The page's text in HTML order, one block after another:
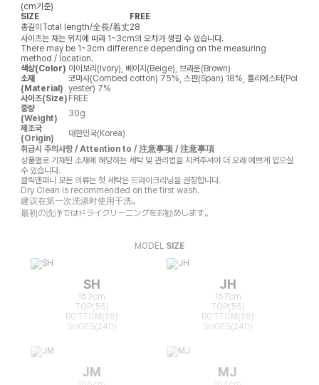
(cm기준)
SIZE
FREE
총길이Total length/全長/着丈28
사이즈는 재는 위치에 따라 1~3cm의 오차가 생길 수 있습니다.
There may be 1~3cm difference depending on the measuring
method / location.
색상(Color) 아이보리(Ivory), 베이지(Beige), 브라운(Brown)
소재
(Material)
코마사(Combed cotton) 75%, 스판(Span) 18%, 폴리에스터(Pol
yester) 7%
사이즈(Size) FREE
중량
(Weight)
30g
제조국
(Origin)
대한민국(Korea)
취급시 주의사항 / Attention to / 注意事项 / 注意事項
상품별로 기재된 소재에 해당하는 세탁 및 관리법을 지켜주셔야 더 오래 예쁘게 입으실
수 있습니다.
클릭앤퍼니 모든 의류는 첫 세탁은 드라이크리닝을 권장합니다.
Dry Clean is recommended on the first wash.
建议在第一次洗涤时使用干洗。
最初の洗浄ではドライクリーニングをお勧めします。
MODEL SIZE
SH
163cm
TOP(55)
BOTTOM(26)
SHOES(240)
JH
167cm
TOP(55)
BOTTOM(26)
SHOES(240)
JM MJ